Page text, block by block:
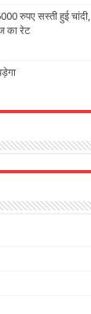
रुपए सस्ती हुई चांदी,
का रेट